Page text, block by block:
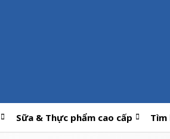
Sữa & Thực phẩm cao cấp Tìm